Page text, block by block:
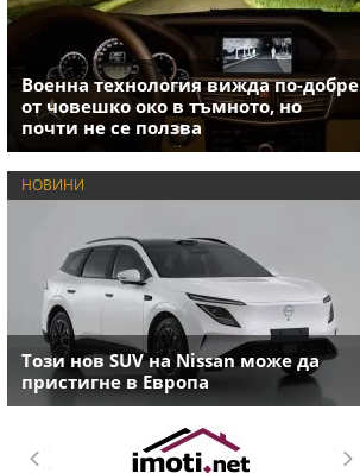
Военна технология вижда по-добре
от човешко око в тъмното, но
почти не се ползва
НОВИНИ
Този нов SUV на Nissan може да
пристигне в Европа